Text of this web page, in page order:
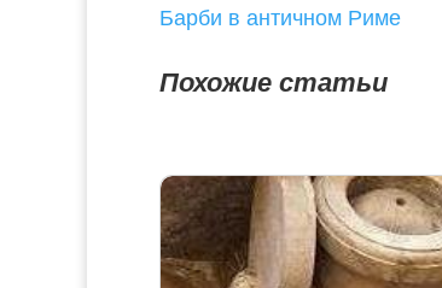
Барби в античном Риме
Похожие статьи
Венецианская
Верона